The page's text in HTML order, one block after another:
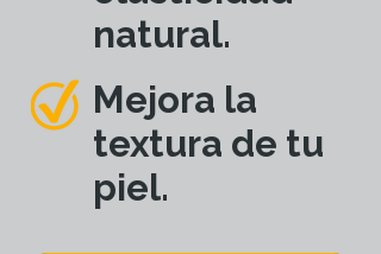
natural.
Mejora la
textura de tu
piel.